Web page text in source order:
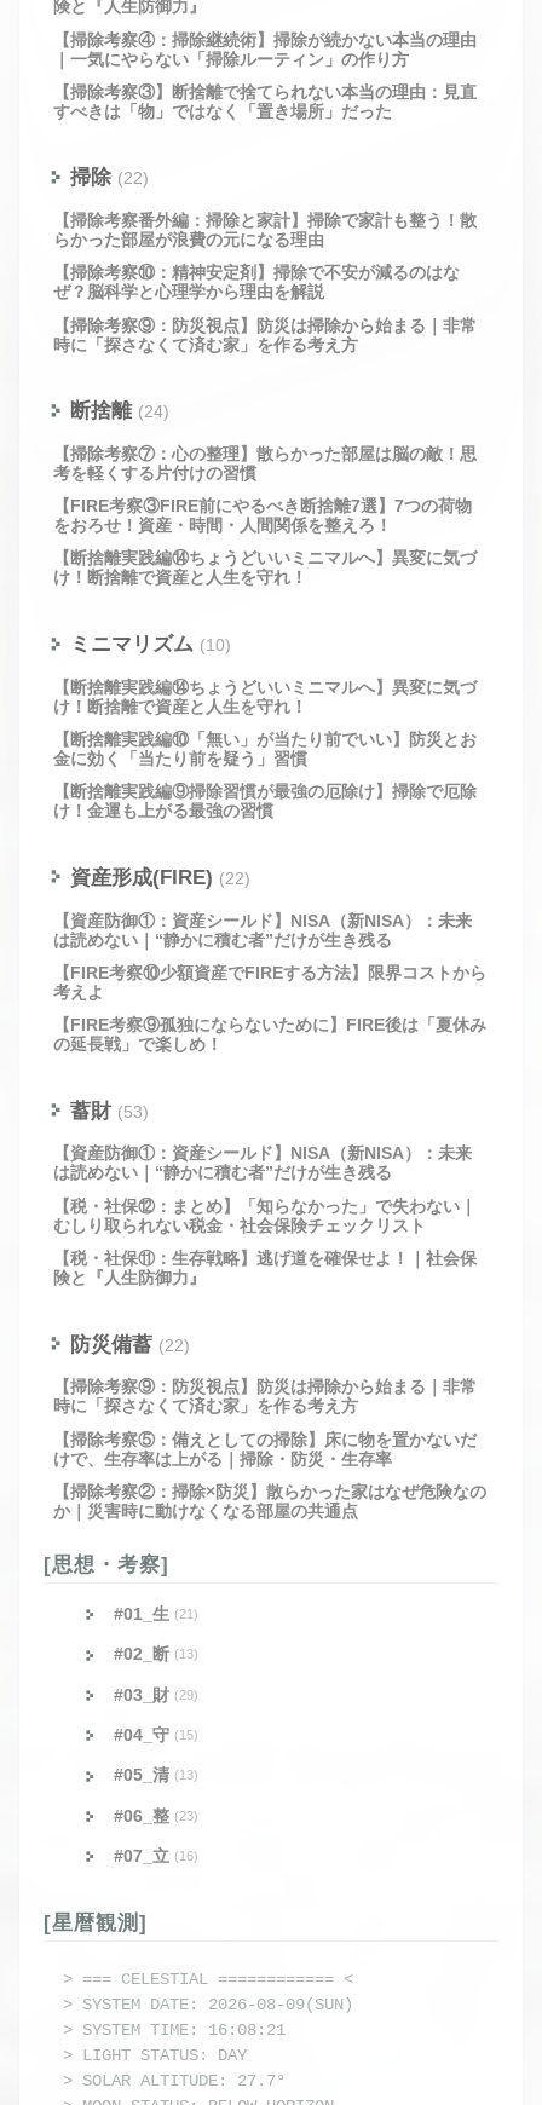
険と『人生防御力』
【掃除考察④：掃除継続術】掃除が続かない本当の理由
｜一気にやらない「掃除ルーティン」の作り方
【掃除考察③】断捨離で捨てられない本当の理由：見直
すべきは「物」ではなく「置き場所」だった
掃除 (22)
【掃除考察番外編：掃除と家計】掃除で家計も整う！散
らかった部屋が浪費の元になる理由
【掃除考察⑩：精神安定剤】掃除で不安が減るのはな
ぜ？脳科学と心理学から理由を解説
【掃除考察⑨：防災視点】防災は掃除から始まる｜非常
時に「探さなくて済む家」を作る考え方
断捨離 (24)
【掃除考察⑦：心の整理】散らかった部屋は脳の敵！思
考を軽くする片付けの習慣
【FIRE考察③FIRE前にやるべき断捨離7選】7つの荷物
をおろせ！資産・時間・人間関係を整えろ！
【断捨離実践編⑭ちょうどいいミニマルへ】異変に気づ
け！断捨離で資産と人生を守れ！
ミニマリズム (10)
【断捨離実践編⑭ちょうどいいミニマルへ】異変に気づ
け！断捨離で資産と人生を守れ！
【断捨離実践編⑩「無い」が当たり前でいい】防災とお
金に効く「当たり前を疑う」習慣
【断捨離実践編⑨掃除習慣が最強の厄除け】掃除で厄除
け！金運も上がる最強の習慣
資産形成(FIRE) (22)
【資産防御①：資産シールド】NISA（新NISA）：未来
は読めない｜“静かに積む者”だけが生き残る
【FIRE考察⑩少額資産でFIREする方法】限界コストから
考えよ
【FIRE考察⑨孤独にならないために】FIRE後は「夏休み
の延長戦」で楽しめ！
蓄財 (53)
【資産防御①：資産シールド】NISA（新NISA）：未来
は読めない｜“静かに積む者”だけが生き残る
【税・社保⑫：まとめ】「知らなかった」で失わない｜
むしり取られない税金・社会保険チェックリスト
【税・社保⑪：生存戦略】逃げ道を確保せよ！｜社会保
険と『人生防御力』
防災備蓄 (22)
【掃除考察⑨：防災視点】防災は掃除から始まる｜非常
時に「探さなくて済む家」を作る考え方
【掃除考察⑤：備えとしての掃除】床に物を置かないだ
けで、生存率は上がる｜掃除・防災・生存率
【掃除考察②：掃除×防災】散らかった家はなぜ危険なの
か｜災害時に動けなくなる部屋の共通点
[思想・考察]
#01_生 (21)
#02_断 (13)
#03_財 (29)
#04_守 (15)
#05_清 (13)
#06_整 (23)
#07_立 (16)
[星暦観測]
> === CELESTIAL ============ <
> SYSTEM DATE: 2026-08-09(SUN)
> SYSTEM TIME: 16:08:21
> LIGHT STATUS: DAY
> SOLAR ALTITUDE: 27.7°